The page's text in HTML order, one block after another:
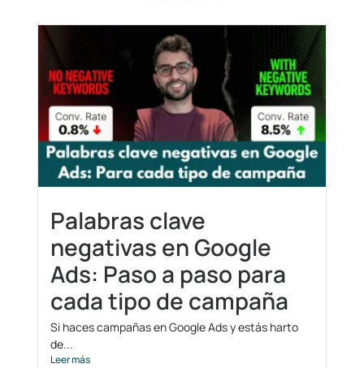
Palabras clave
negativas en Google
Ads: Paso a paso para
cada tipo de campaña
Si haces campañas en Google Ads y estás harto
de...
Leer más